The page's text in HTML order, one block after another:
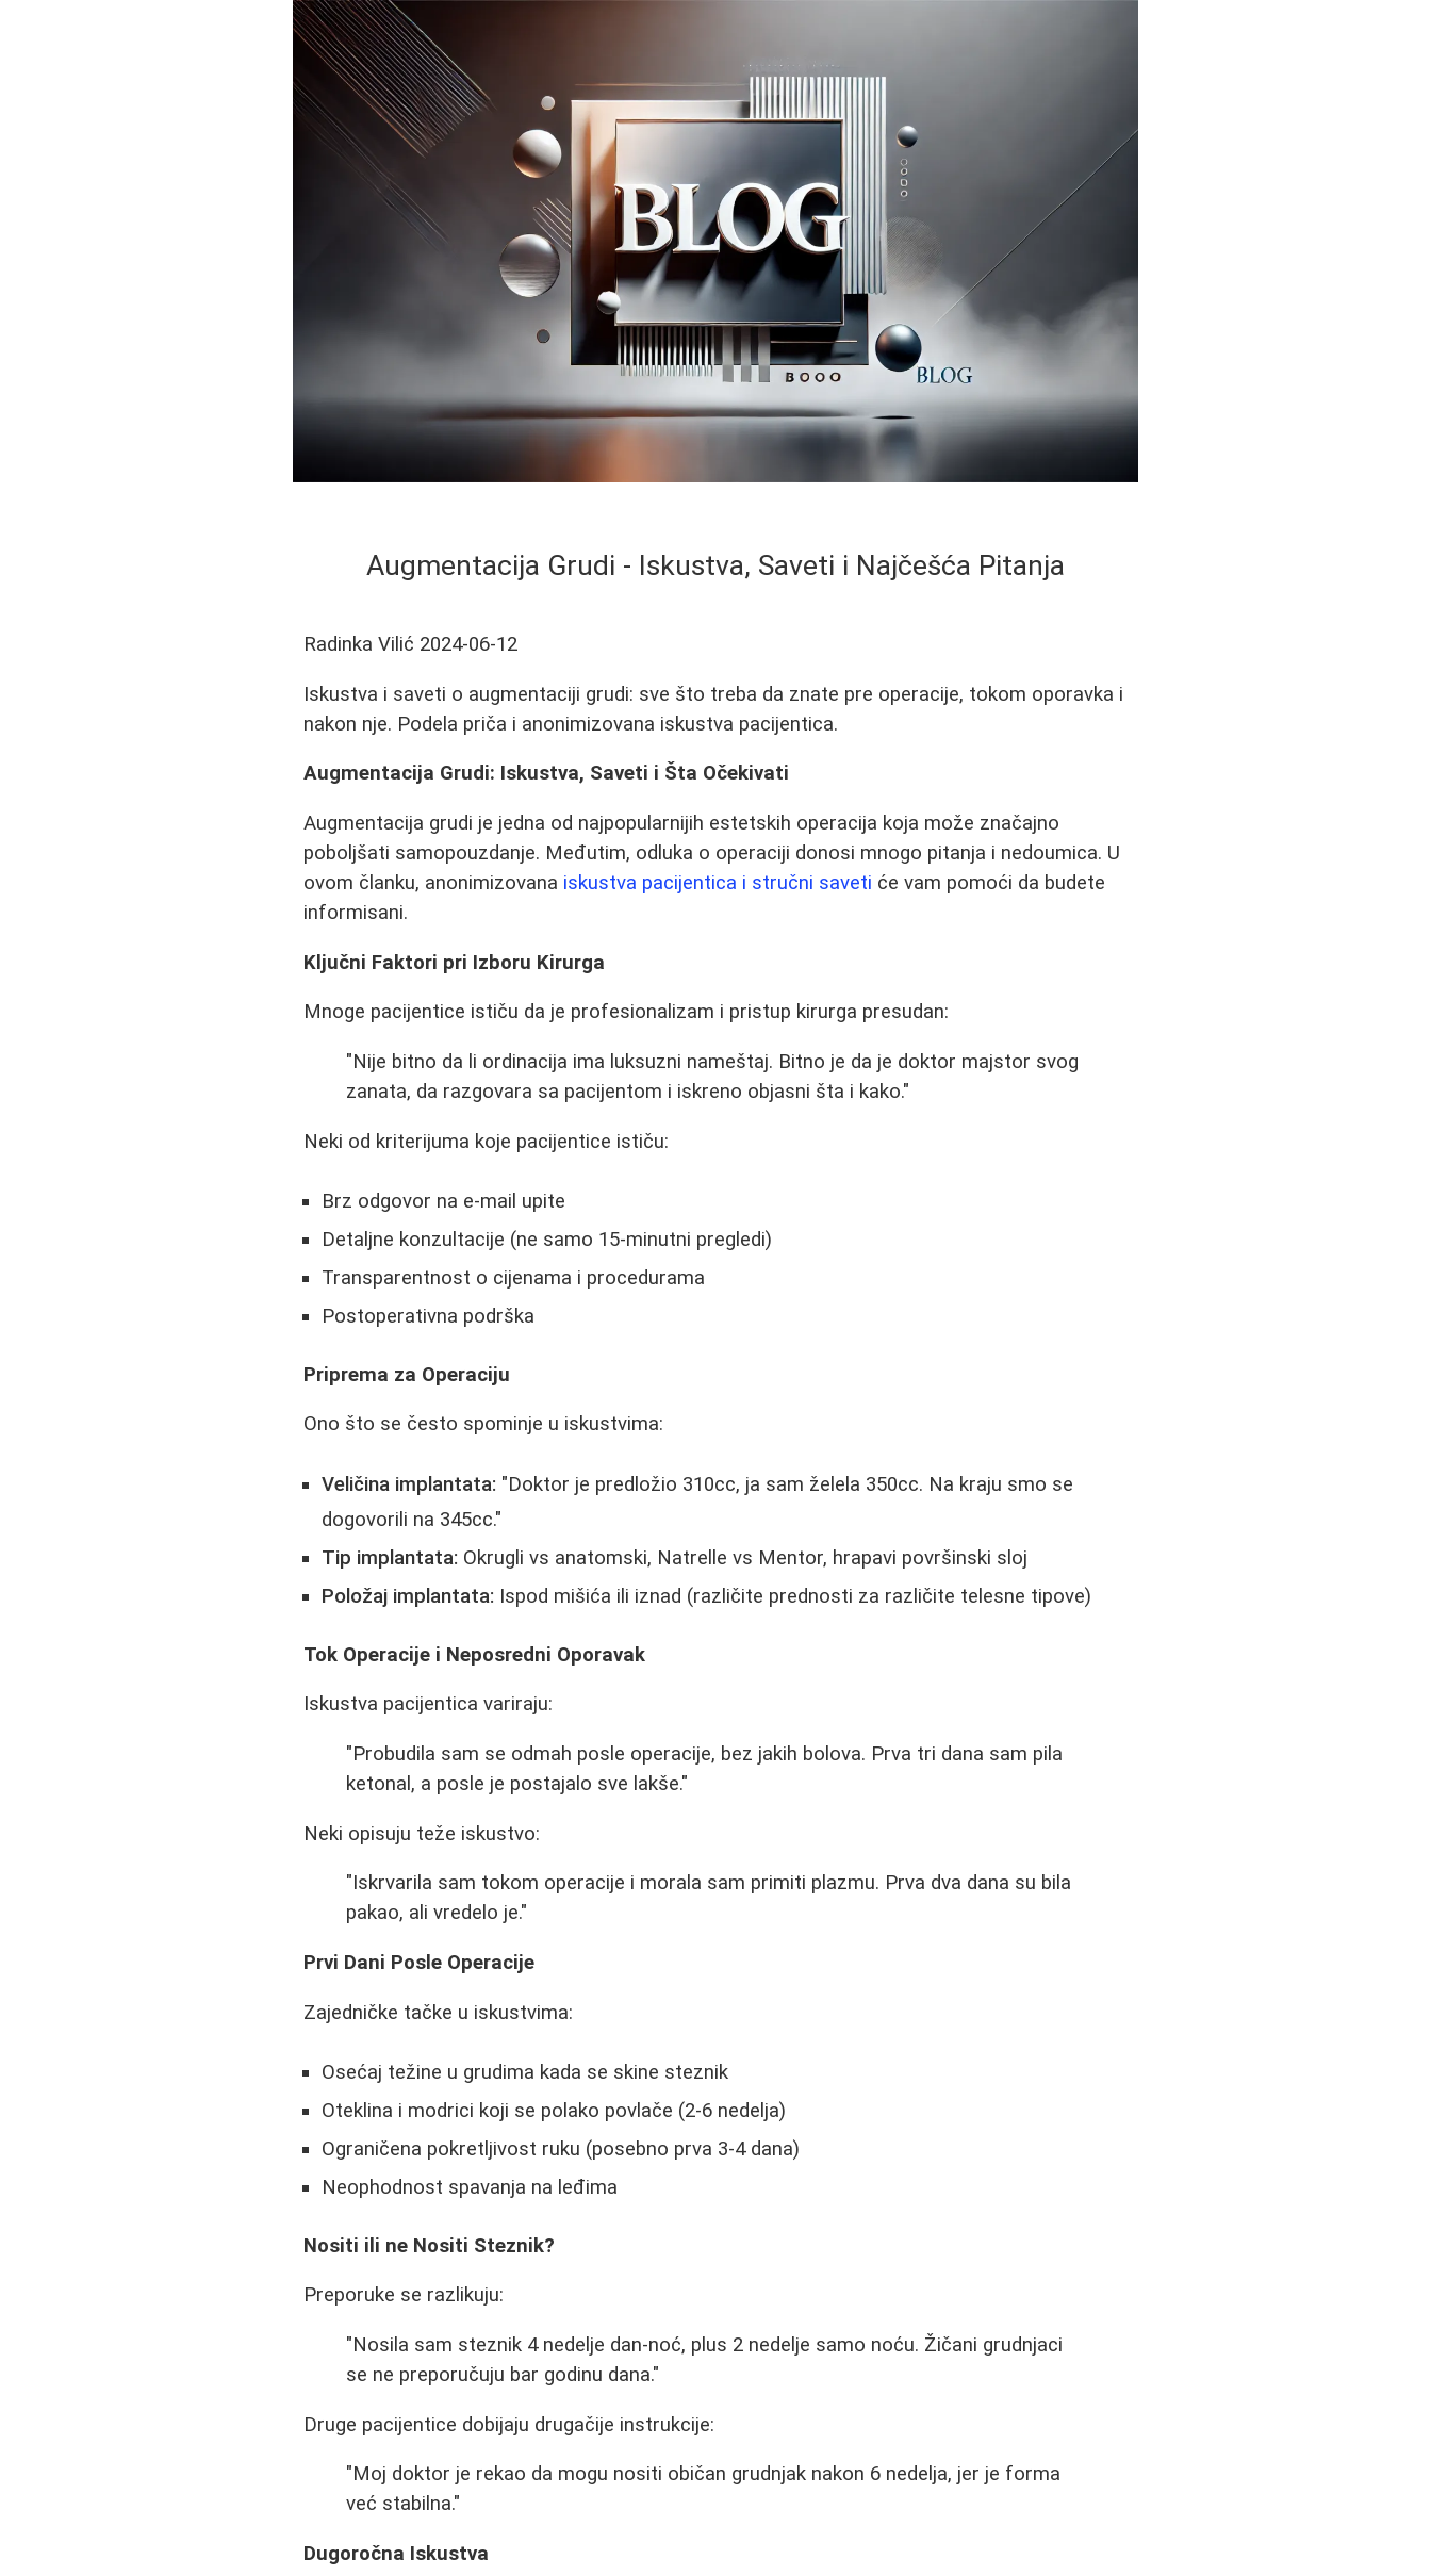
Augmentacija Grudi - Iskustva, Saveti i Najčešća Pitanja
Radinka Vilić 2024-06-12
Iskustva i saveti o augmentaciji grudi: sve što treba da znate pre operacije, tokom oporavka i
nakon nje. Podela priča i anonimizovana iskustva pacijentica.
Augmentacija Grudi: Iskustva, Saveti i Šta Očekivati
Augmentacija grudi je jedna od najpopularnijih estetskih operacija koja može značajno
poboljšati samopouzdanje. Međutim, odluka o operaciji donosi mnogo pitanja i nedoumica. U
ovom članku, anonimizovana iskustva pacijentica i stručni saveti će vam pomoći da budete
informisani.
Ključni Faktori pri Izboru Kirurga
Mnoge pacijentice ističu da je profesionalizam i pristup kirurga presudan:
"Nije bitno da li ordinacija ima luksuzni nameštaj. Bitno je da je doktor majstor svog
zanata, da razgovara sa pacijentom i iskreno objasni šta i kako."
Neki od kriterijuma koje pacijentice ističu:
Brz odgovor na e-mail upite
Detaljne konzultacije (ne samo 15-minutni pregledi)
Transparentnost o cijenama i procedurama
Postoperativna podrška
Priprema za Operaciju
Ono što se često spominje u iskustvima:
Veličina implantata: "Doktor je predložio 310cc, ja sam želela 350cc. Na kraju smo se
dogovorili na 345cc."
Tip implantata: Okrugli vs anatomski, Natrelle vs Mentor, hrapavi površinski sloj
Položaj implantata: Ispod mišića ili iznad (različite prednosti za različite telesne tipove)
Tok Operacije i Neposredni Oporavak
Iskustva pacijentica variraju:
"Probudila sam se odmah posle operacije, bez jakih bolova. Prva tri dana sam pila
ketonal, a posle je postajalo sve lakše."
Neki opisuju teže iskustvo:
"Iskrvarila sam tokom operacije i morala sam primiti plazmu. Prva dva dana su bila
pakao, ali vredelo je."
Prvi Dani Posle Operacije
Zajedničke tačke u iskustvima:
Osećaj težine u grudima kada se skine steznik
Oteklina i modrici koji se polako povlače (2-6 nedelja)
Ograničena pokretljivost ruku (posebno prva 3-4 dana)
Neophodnost spavanja na leđima
Nositi ili ne Nositi Steznik?
Preporuke se razlikuju:
"Nosila sam steznik 4 nedelje dan-noć, plus 2 nedelje samo noću. Žičani grudnjaci
se ne preporučuju bar godinu dana."
Druge pacijentice dobijaju drugačije instrukcije:
"Moj doktor je rekao da mogu nositi običan grudnjak nakon 6 nedelja, jer je forma
već stabilna."
Dugoročna Iskustva